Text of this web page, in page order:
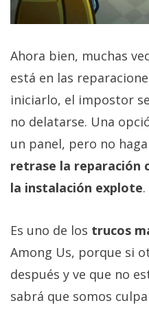
Ahora bien, muchas
está en las
iniciarlo, el impostor
no delatarse. Una
un panel, pero no
retrase la reparación
la instalación explote.
Es uno de los trucos
Among Us, porque si
después y ve que no
sabrá que somos